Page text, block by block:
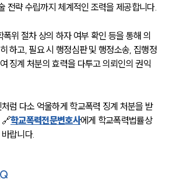
팀소개
오시는 길
글로벌 파트너 로펌
고객의 소리
통합검색
업무사례
주요 업무사례
전략 수립까지 체계적인 조력을 제공합니다.
위 절차 상의 하자 여부 확인 등을 통해 의
하고, 필요 시 행정심판 및 행정소송, 집행정
징계 처분의 효력을 다투고 의뢰인의 권익
럼 다소 억울하게 학교폭력 징계 처분을 받
🔗학교폭력전문변호사에게 학교폭력법률상
랍니다.